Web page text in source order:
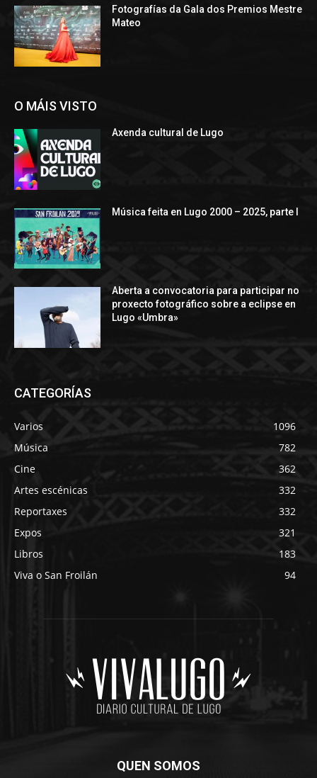
Fotografías da Gala dos Premios Mestre
Mateo
O MÁIS VISTO
Axenda cultural de Lugo
Música feita en Lugo 2000 – 2025, parte I
Aberta a convocatoria para participar no
proxecto fotográfico sobre a eclipse en
Lugo «Umbra»
CATEGORÍAS
Varios
1096
Música
782
Cine
362
Artes escénicas
332
Reportaxes
332
Expos
321
Libros
183
Viva o San Froilán
94
QUEN SOMOS